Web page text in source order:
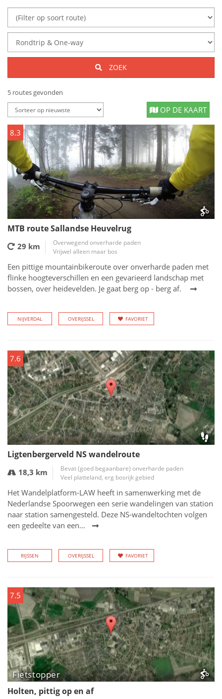
ZOEK
5 routes gevonden
OP DE KAART
8.3
MTB route Sallandse Heuvelrug
29 km
Overwegend onverharde paden
Vrijwel alleen maar bos
Een pittige mountainbikeroute over onverharde paden met
flinke hoogteverschillen en een gevarieerd landschap met
bossen, over heidevelden. Je gaat berg op - berg af.
NIJVERDAL OVERIJSSEL FAVORIET
7.6
Ligtenbergerveld NS wandelroute
18,3 km
Bevat (goed begaanbare) onverharde paden
Veel platteland, erg bosrijk gebied
Het Wandelplatform-LAW heeft in samenwerking met de
Nederlandse Spoorwegen een serie wandelingen van station
naar station samengesteld. Deze NS-wandeltochten volgen
een gedeelte van een...
RIJSSEN OVERIJSSEL FAVORIET
7.5
Fietstopper
Holten, pittig op en af